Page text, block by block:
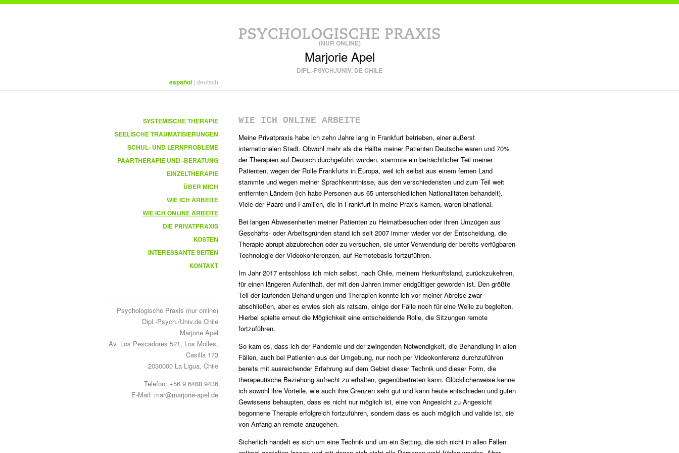
(NUR ONLINE)
Marjorie Apel
DIPL.-PSYCH./UNIV. DE CHILE
español | deutsch
SYSTEMISCHE THERAPIE
SEELISCHE TRAUMATISIERUNGEN
SCHUL- UND LERNPROBLEME
PAARTHERAPIE UND -BERATUNG
EINZELTHERAPIE
ÜBER MICH
WIE ICH ARBEITE
WIE ICH ONLINE ARBEITE
DIE PRIVATPRAXIS
KOSTEN
INTERESSANTE SEITEN
KONTAKT
Psychologische Praxis (nur online)
Dipl.-Psych./Univ.de Chile
Marjorie Apel
Av. Los Pescadores 521, Los Molles,
Casilla 173
2030000 La Ligua, Chile
Telefon: +56 9 6488 9436
E-Mail: mar@marjorie-apel.de
WIE ICH ONLINE ARBEITE
Meine Privatpraxis habe ich zehn Jahre lang in Frankfurt betrieben, einer äußerst
internationalen Stadt. Obwohl mehr als die Hälfte meiner Patienten Deutsche waren und 70%
der Therapien auf Deutsch durchgeführt wurden, stammte ein beträchtlicher Teil meiner
Patienten, wegen der Rolle Frankfurts in Europa, weil ich selbst aus einem fernen Land
stammte und wegen meiner Sprachkenntnisse, aus den verschiedensten und zum Teil weit
entfernten Ländern (ich habe Personen aus 65 unterschiedlichen Nationalitäten behandelt).
Viele der Paare und Familien, die in Frankfurt in meine Praxis kamen, waren binational.
Bei langen Abwesenheiten meiner Patienten zu Heimatbesuchen oder ihren Umzügen aus
Geschäfts- oder Arbeitsgründen stand ich seit 2007 immer wieder vor der Entscheidung, die
Therapie abrupt abzubrechen oder zu versuchen, sie unter Verwendung der bereits verfügbaren
Technologie der Videokonferenzen, auf Remotebasis fortzuführen.
Im Jahr 2017 entschloss ich mich selbst, nach Chile, meinem Herkunftsland, zurückzukehren,
für einen längeren Aufenthalt, der mit den Jahren immer endgültiger geworden ist. Den größte
Teil der laufenden Behandlungen und Therapien konnte ich vor meiner Abreise zwar
abschließen, aber es erwies sich als ratsam, einige der Fälle noch für eine Weile zu begleiten.
Hierbei spielte erneut die Möglichkeit eine entscheidende Rolle, die Sitzungen remote
fortzuführen.
So kam es, dass ich der Pandemie und der zwingenden Notwendigkeit, die Behandlung in allen
Fällen, auch bei Patienten aus der Umgebung, nur noch per Videokonferenz durchzuführen
bereits mit ausreichender Erfahrung auf dem Gebiet dieser Technik und dieser Form, die
therapeutische Beziehung aufrecht zu erhalten, gegenübertreten kann. Glücklicherweise kenne
ich sowohl ihre Vorteile, wie auch ihre Grenzen sehr gut und kann heute entschieden und guten
Gewissens behaupten, dass es nicht nur möglich ist, eine von Angesicht zu Angesicht
begonnene Therapie erfolgreich fortzuführen, sondern dass es auch möglich und valide ist, sie
von Anfang an remote anzugehen.
Sicherlich handelt es sich um eine Technik und um ein Setting, die sich nicht in allen Fällen